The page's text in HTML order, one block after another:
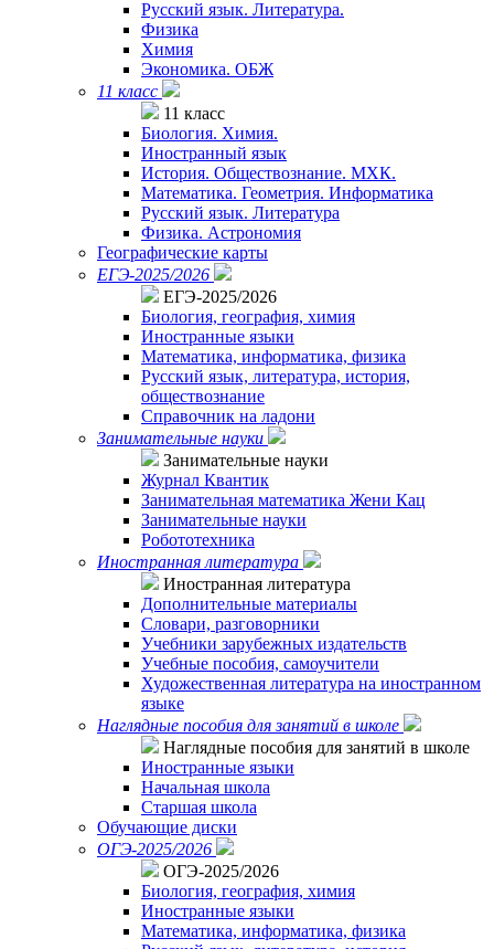
Русский язык. Литература.
Физика
Химия
Экономика. ОБЖ
11 класс
11 класс
Биология. Химия.
Иностранный язык
История. Обществознание. МХК.
Математика. Геометрия. Информатика
Русский язык. Литература
Физика. Астрономия
Географические карты
ЕГЭ-2025/2026
ЕГЭ-2025/2026
Биология, география, химия
Иностранные языки
Математика, информатика, физика
Русский язык, литература, история,
обществознание
Справочник на ладони
Занимательные науки
Занимательные науки
Журнал Квантик
Занимательная математика Жени Кац
Занимательные науки
Робототехника
Иностранная литература
Иностранная литература
Дополнительные материалы
Словари, разговорники
Учебники зарубежных издательств
Учебные пособия, самоучители
Художественная литература на иностранном
языке
Наглядные пособия для занятий в школе
Наглядные пособия для занятий в школе
Иностранные языки
Начальная школа
Старшая школа
Обучающие диски
ОГЭ-2025/2026
ОГЭ-2025/2026
Биология, география, химия
Иностранные языки
Математика, информатика, физика